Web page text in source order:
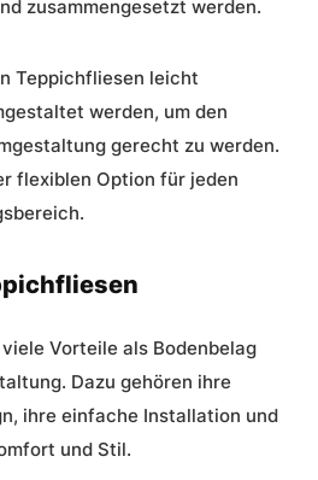
zusammengesetzt werden.
Teppichfliesen leicht
werden, um den
gerecht zu werden.
flexiblen Option für jeden
Vorteile als Bodenbelag
Dazu gehören ihre
, ihre einfache Installation und
und Stil.